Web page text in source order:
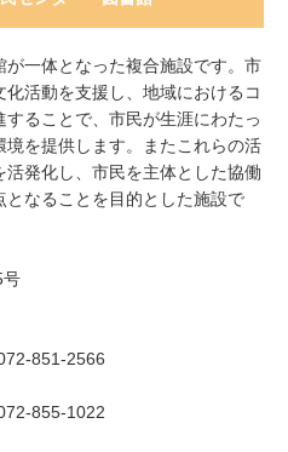
一体となった複合施設です。市
活動を支援し、地域におけるコ
ることで、市民が生涯にわたっ
を提供します。またこれらの活
発化し、市民を主体とした協働
なることを目的とした施設で
号
851-2566
855-1022